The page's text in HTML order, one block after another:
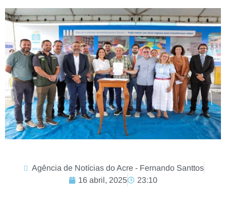
Agência de Notícias do Acre - Fernando Santtos
16 abril, 2025
23:10